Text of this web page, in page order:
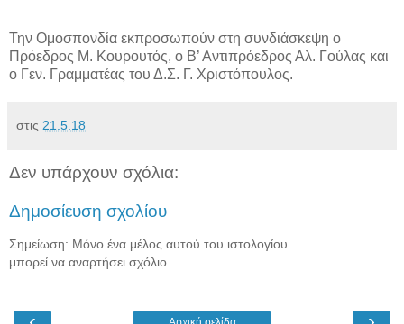
Την Ομοσπονδία εκπροσωπούν στη συνδιάσκεψη ο
Πρόεδρος Μ. Κουρουτός, ο Β’ Αντιπρόεδρος Αλ. Γούλας και
ο Γεν. Γραμματέας του Δ.Σ. Γ. Χριστόπουλος.
στις 21.5.18
Δεν υπάρχουν σχόλια:
Δημοσίευση σχολίου
Σημείωση: Μόνο ένα μέλος αυτού του ιστολογίου
μπορεί να αναρτήσει σχόλιο.